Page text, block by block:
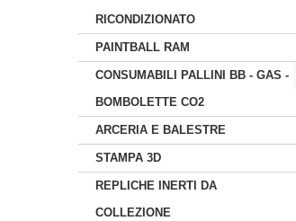
RICONDIZIONATO
PAINTBALL RAM
CONSUMABILI PALLINI BB - GAS -
BOMBOLETTE CO2
ARCERIA E BALESTRE
STAMPA 3D
REPLICHE INERTI DA
COLLEZIONE